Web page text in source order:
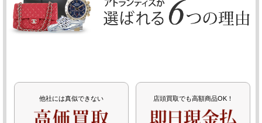
他社には真似できない 店頭買取でも高額商品OK！